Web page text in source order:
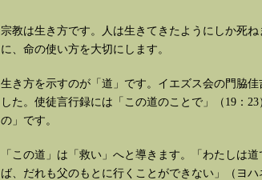
宗教は生き方です。人は生きてきたようにしか死
に、命の使い方を大切にします。
生き方を示すのが「道」です。イエズス会の門脇佳
した。使徒言行録には「この道のことで」（19：
の」です。
「この道」は「救い」へと導きます。「わたしは
ば、だれも父のもとに行くことができない」（ヨハ